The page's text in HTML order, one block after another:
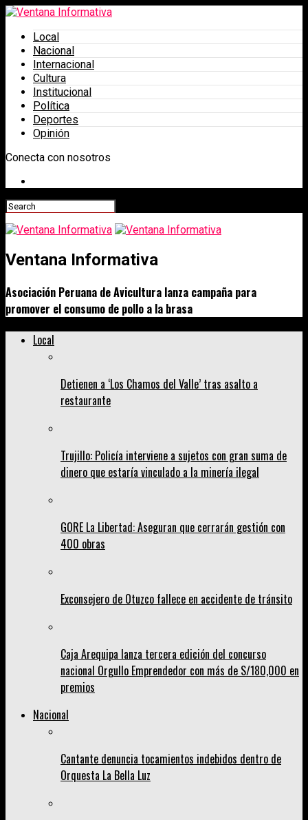
Local
Nacional
Internacional
Cultura
Institucional
Política
Deportes
Opinión
Conecta con nosotros
Ventana Informativa
Asociación Peruana de Avicultura lanza campaña para
promover el consumo de pollo a la brasa
Local
Detienen a ‘Los Chamos del Valle’ tras asalto a
restaurante
Trujillo: Policía interviene a sujetos con gran suma de
dinero que estaría vinculado a la minería ilegal
GORE La Libertad: Aseguran que cerrarán gestión con
400 obras
Exconsejero de Otuzco fallece en accidente de tránsito
Caja Arequipa lanza tercera edición del concurso
nacional Orgullo Emprendedor con más de S/180,000 en
premios
Nacional
Cantante denuncia tocamientos indebidos dentro de
Orquesta La Bella Luz